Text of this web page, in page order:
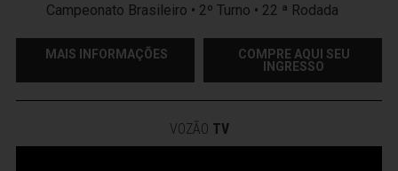
Campeonato Brasileiro • 2º Turno • 22 ª Rodada
MAIS INFORMAÇÕES
COMPRE AQUI SEU
INGRESSO
VOZÃO TV